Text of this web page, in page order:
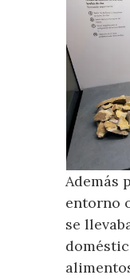
Además
entorno
se